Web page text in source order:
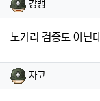
강뱅
노가리 검증도 아닌
자코님의 댓글
자코